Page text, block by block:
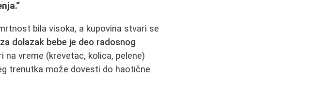
bila visoka, a kupovina stvari se
dolazak bebe je deo radosnog
na vreme (krevetac, kolica, pelene)
trenutka može dovesti do haotične